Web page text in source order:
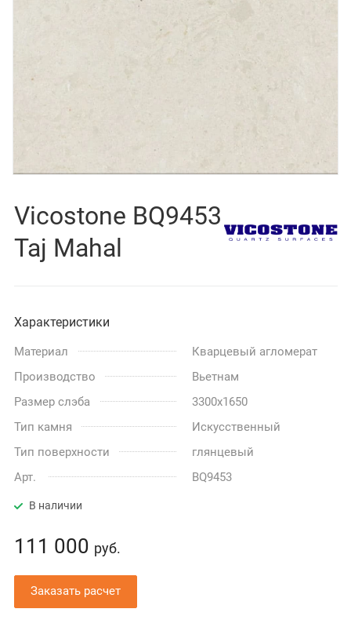
Vicostone BQ9453
Taj Mahal
Характеристики
Материал
Кварцевый агломерат
Производство
Вьетнам
Размер слэба
3300x1650
Тип камня
Искусственный
Тип поверхности
глянцевый
Арт.
BQ9453
В наличии
111 000 руб.
Заказать расчет